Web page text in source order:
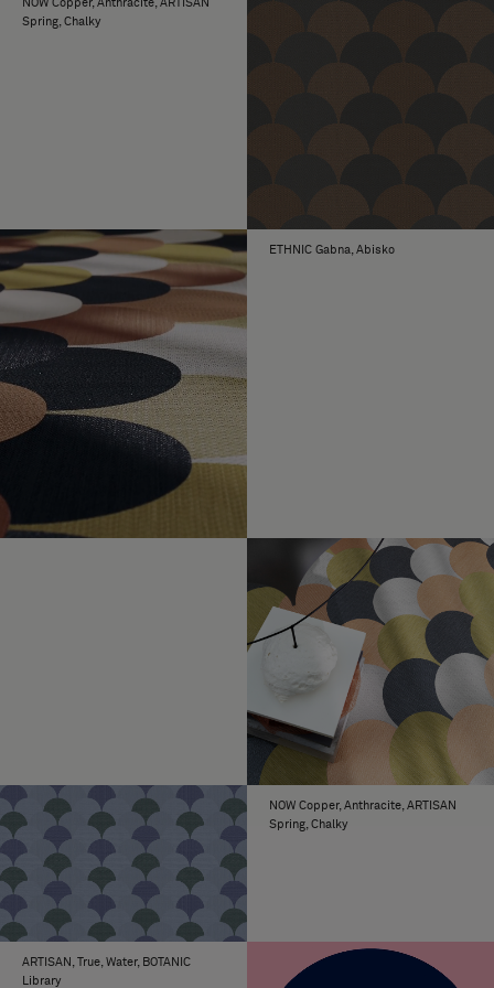
Spring, Chalky
ETHNIC Gabna, Abisko
NOW Copper, Anthracite, ARTISAN
Spring, Chalky
ARTISAN, True, Water, BOTANIC
Library